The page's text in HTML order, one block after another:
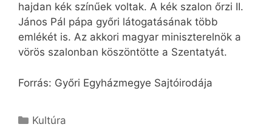
hajdan kék színűek voltak. A kék szalon őrzi II.
János Pál pápa győri látogatásának több
emlékét is. Az akkori magyar miniszterelnök a
vörös szalonban köszöntötte a Szentatyát.
Forrás: Győri Egyházmegye Sajtóirodája
Kategória
Kultúra